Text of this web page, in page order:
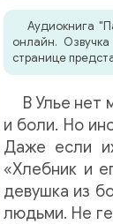
Аудиокнига
онлайн.
странице
В Улье нет
и боли. Но
Даже если
«Хлебник и
девушка из
людьми. Не